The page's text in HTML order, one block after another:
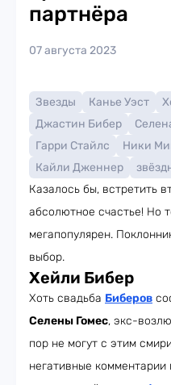
партнёра
07 августа 2023
Звезды Канье Уэст
Джастин Бибер
Гарри Стайлс
Ники
Кайли Дженнер
Казалось бы, встретить
абсолютное счастье! Но
мегапопулярен.
выбор.
Хейли Бибер
Хоть свадьба Биберов
Селены Гомес, экс-
пор не могут с этим
негативные